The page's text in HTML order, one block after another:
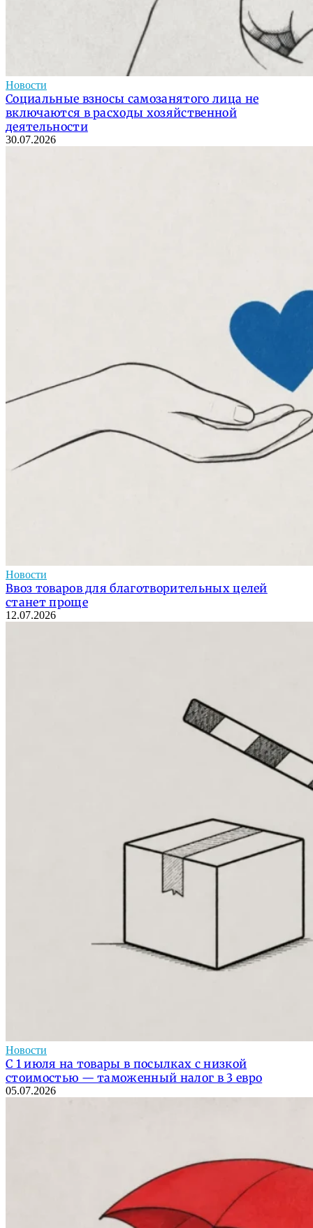
Новости
Социальные взносы самозанятого лица не
включаются в расходы хозяйственной
деятельности
30.07.2026
Новости
Ввоз товаров для благотворительных целей
станет проще
12.07.2026
Новости
С 1 июля на товары в посылках с низкой
стоимостью — таможенный налог в 3 евро
05.07.2026